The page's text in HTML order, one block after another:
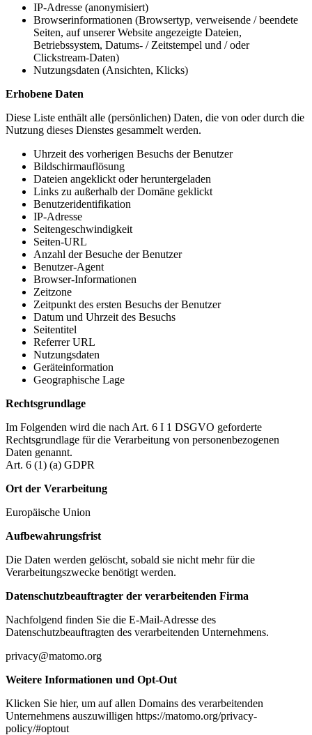
IP-Adresse (anonymisiert)
Browserinformationen (Browsertyp, verweisende / beendete
Seiten, auf unserer Website angezeigte Dateien,
Betriebssystem, Datums- / Zeitstempel und / oder
Clickstream-Daten)
Nutzungsdaten (Ansichten, Klicks)
Erhobene Daten
Diese Liste enthält alle (persönlichen) Daten, die von oder durch die
Nutzung dieses Dienstes gesammelt werden.
Uhrzeit des vorherigen Besuchs der Benutzer
Bildschirmauflösung
Dateien angeklickt oder heruntergeladen
Links zu außerhalb der Domäne geklickt
Benutzeridentifikation
IP-Adresse
Seitengeschwindigkeit
Seiten-URL
Anzahl der Besuche der Benutzer
Benutzer-Agent
Browser-Informationen
Zeitzone
Zeitpunkt des ersten Besuchs der Benutzer
Datum und Uhrzeit des Besuchs
Seitentitel
Referrer URL
Nutzungsdaten
Geräteinformation
Geographische Lage
Rechtsgrundlage
Im Folgenden wird die nach Art. 6 I 1 DSGVO geforderte
Rechtsgrundlage für die Verarbeitung von personenbezogenen
Daten genannt.
Art. 6 (1) (a) GDPR
Ort der Verarbeitung
Europäische Union
Aufbewahrungsfrist
Die Daten werden gelöscht, sobald sie nicht mehr für die
Verarbeitungszwecke benötigt werden.
Datenschutzbeauftragter der verarbeitenden Firma
Nachfolgend finden Sie die E-Mail-Adresse des
Datenschutzbeauftragten des verarbeitenden Unternehmens.
privacy@matomo.org
Weitere Informationen und Opt-Out
Klicken Sie hier, um auf allen Domains des verarbeitenden
Unternehmens auszuwilligen https://matomo.org/privacy-
policy/#optout